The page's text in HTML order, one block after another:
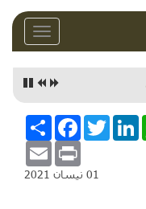
Toggle
خفي أعظم"
انشر
FacebookTwitterLinkedIn
Email Print
01 نيسان 2021